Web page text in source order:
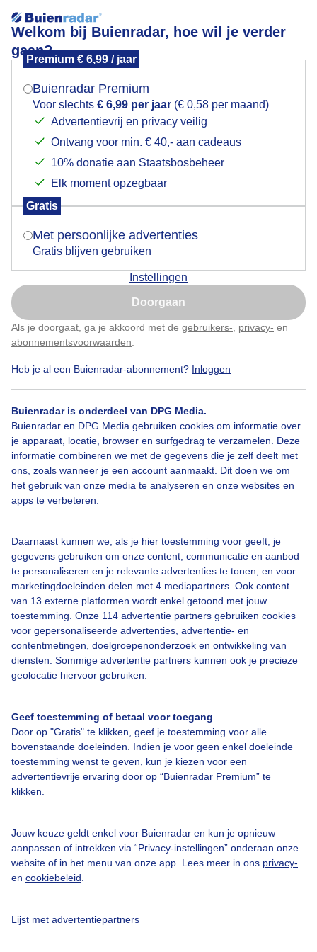
Welkom bij Buienradar, hoe wil je verder
gaan?
Premium € 6,99 / jaar
Buienradar Premium
Voor slechts € 6,99 per jaar (€ 0,58 per maand)
Advertentievrij en privacy veilig
Ontvang voor min. € 40,- aan cadeaus
10% donatie aan Staatsbosbeheer
Elk moment opzegbaar
Gratis
Met persoonlijke advertenties
Gratis blijven gebruiken
Instellingen
Doorgaan
Als je doorgaat, ga je akkoord met de gebruikers- privacy- en
abonnementsvoorwaarden
Heb je al een Buienradar-abonnement? Inloggen
Buienradar is onderdeel van DPG Media.
Buienradar en DPG Media gebruiken cookies om informatie over
je apparaat, locatie, browser en surfgedrag te verzamelen. Deze
informatie combineren we met de gegevens die je zelf deelt met
ons, zoals wanneer je een account aanmaakt. Dit doen we om
het gebruik van onze media te analyseren en onze websites en
apps te verbeteren.
Daarnaast kunnen we, als je hier toestemming voor geeft, je
gegevens gebruiken om onze content, communicatie en aanbod
te personaliseren en je relevante advertenties te tonen, en voor
marketingdoeleinden delen met 4 mediapartners. Ook content
van 13 externe platformen wordt enkel getoond met jouw
toestemming. Onze 114 advertentie partners gebruiken cookies
voor gepersonaliseerde advertenties, advertentie- en
contentmetingen, doelgroepenonderzoek en ontwikkeling van
diensten. Sommige advertentie partners kunnen ook je precieze
geolocatie hiervoor gebruiken.
Geef toestemming of betaal voor toegang
Door op "Gratis" te klikken, geef je toestemming voor alle
bovenstaande doeleinden. Indien je voor geen enkel doeleinde
toestemming wenst te geven, kun je kiezen voor een
advertentievrije ervaring door op “Buienradar Premium” te
klikken.
Jouw keuze geldt enkel voor Buienradar en kun je opnieuw
aanpassen of intrekken via “Privacy-instellingen” onderaan onze
website of in het menu van onze app. Lees meer in ons privacy-
en cookiebeleid
Lijst met advertentiepartners
Een fraaie nazomerdag
Fraai nazomerweer
Door: Anne-Marie van Iersel Gemaakt: 05-09-2025, 40x bekeken
Bekijk slideshow
Een moment geduld aub...
Over Buienradar
Veelgestelde vragen
Contact
Toegankelijkheid
Buienradar Team
Privacy beleid
Privacy instellingen
Mogen we je locatie gebruiken voor het
Indien je hier nog geen akkoord op hebt gegeven,
verschijnt er zo een pop-up uit je browser waarin
Is goed, toon de popup
Nu niet, misschien later
Klik hierom dit aan te passen